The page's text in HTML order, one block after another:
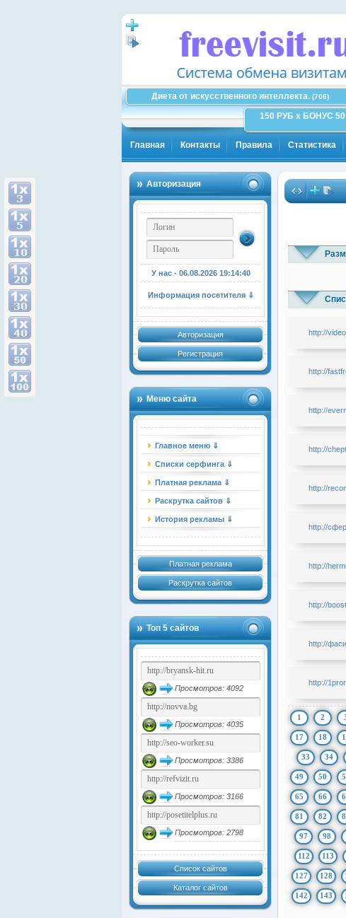
Диета от искусственного интеллекта.(706)
150 РУБ x БОНУС
Главная Контакты Правила Статистика
Авторизация
У нас - 06.08.2026 19:14:41
Информация посетителя ⇓
Авторизация
Регистрация
Меню сайта
Главное меню ⇓
Списки серфинга ⇓
Платная реклама ⇓
Раскрутка сайтов ⇓
История рекламы ⇓
Платная реклама
Раскрутка сайтов
Топ 5 сайтов
Просмотров: 4092
Просмотров: 4035
Просмотров: 3386
Просмотров: 3166
Просмотров: 2798
Список сайтов
Каталог сайтов
http://
http://
http://
http://
http://
http://
http://
http://
http://
http://
1 2
17 18
33 34
49 50
65 66
81 82
97 98
112 113
127 128
142 143